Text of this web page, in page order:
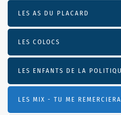
LES AS DU PLACARD
LES COLOCS
LES ENFANTS DE LA
LES MIX - TU ME